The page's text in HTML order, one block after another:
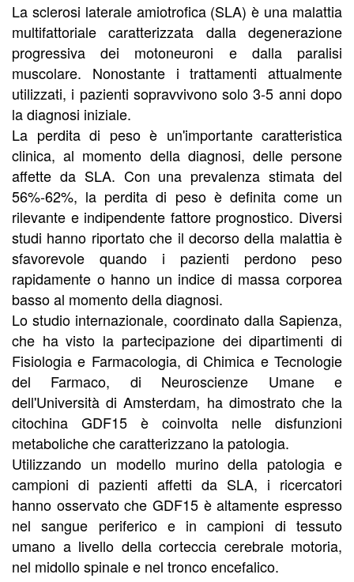
La sclerosi laterale amiotrofica (SLA) è una malattia
multifattoriale caratterizzata dalla degenerazione
progressiva dei motoneuroni e dalla paralisi
muscolare. Nonostante i trattamenti attualmente
utilizzati, i pazienti sopravvivono solo 3-5 anni dopo
la diagnosi iniziale.
La perdita di peso è un'importante caratteristica
clinica, al momento della diagnosi, delle persone
affette da SLA. Con una prevalenza stimata del
56%-62%, la perdita di peso è definita come un
rilevante e indipendente fattore prognostico. Diversi
studi hanno riportato che il decorso della malattia è
sfavorevole quando i pazienti perdono peso
rapidamente o hanno un indice di massa corporea
basso al momento della diagnosi.
Lo studio internazionale, coordinato dalla Sapienza,
che ha visto la partecipazione dei dipartimenti di
Fisiologia e Farmacologia, di Chimica e Tecnologie
del Farmaco, di Neuroscienze Umane e
dell'Università di Amsterdam, ha dimostrato che la
citochina GDF15 è coinvolta nelle disfunzioni
metaboliche che caratterizzano la patologia.
Utilizzando un modello murino della patologia e
campioni di pazienti affetti da SLA, i ricercatori
hanno osservato che GDF15 è altamente espresso
nel sangue periferico e in campioni di tessuto
umano a livello della corteccia cerebrale motoria,
nel midollo spinale e nel tronco encefalico.